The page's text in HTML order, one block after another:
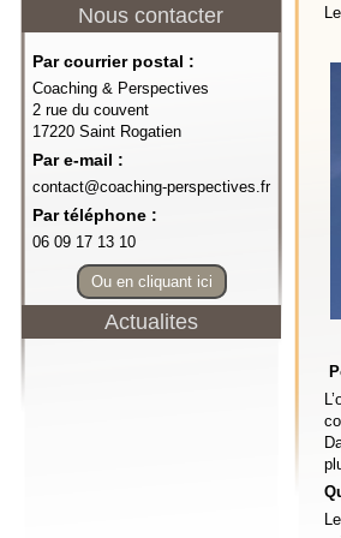
Nous contacter
Par courrier postal :
Coaching & Perspectives
2 rue du couvent
17220 Saint Rogatien
Par e-mail :
contact@coaching-perspectives.fr
Par téléphone :
06 09 17 13 10
Ou en cliquant ici
Actualites